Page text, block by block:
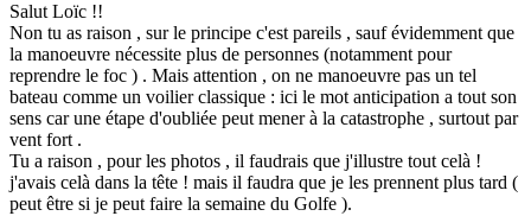
Salut Loïc !!
Non tu as raison , sur le principe c'est pareils , sauf évidemment que
la manoeuvre nécessite plus de personnes (notamment pour
reprendre le foc ) . Mais attention , on ne manoeuvre pas un tel
bateau comme un voilier classique : ici le mot anticipation a tout son
sens car une étape d'oubliée peut mener à la catastrophe , surtout par
vent fort .
Tu a raison , pour les photos , il faudrais que j'illustre tout celà !
j'avais celà dans la tête ! mais il faudra que je les prennent plus tard (
peut être si je peut faire la semaine du Golfe ).